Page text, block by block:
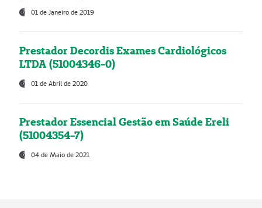
01 de Janeiro de 2019
Prestador Decordis Exames Cardiológicos
LTDA (51004346-0)
01 de Abril de 2020
Prestador Essencial Gestão em Saúde Ereli
(51004354-7)
04 de Maio de 2021